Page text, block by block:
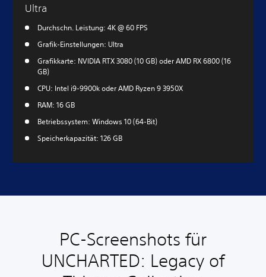
Ultra
Durchschn. Leistung: 4K @ 60 FPS
Grafik-Einstellungen: Ultra
Grafikkarte: NVIDIA RTX 3080 (10 GB) oder AMD RX 6800 (16
GB)
CPU: Intel i9-9900k oder AMD Ryzen 9 3950X
RAM: 16 GB
Betriebssystem: Windows 10 (64-Bit)
Speicherkapazität: 126 GB
PC-Screenshots für
UNCHARTED: Legacy of